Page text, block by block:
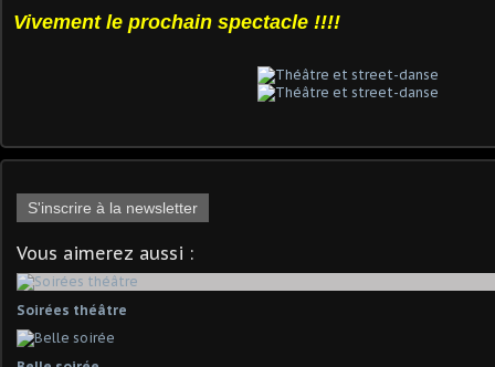
Vivement le prochain spectacle !!!!
S'inscrire à la newsletter
Vous aimerez aussi :
Soirées théâtre